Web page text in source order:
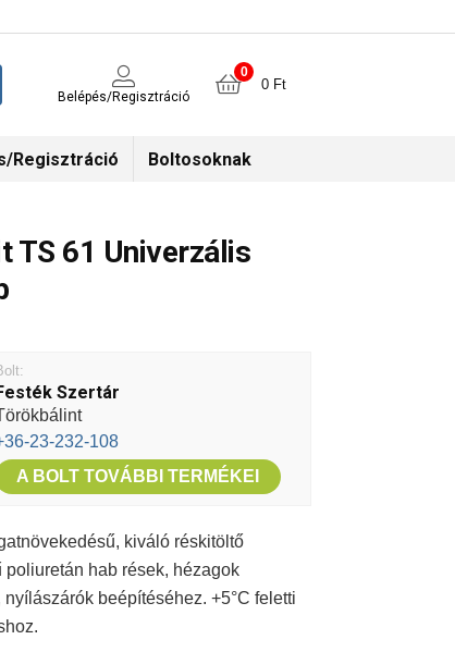
Belépés/Regisztráció
0
0 Ft
Regisztráció Boltosoknak
TS 61 Univerzális
Szertár
23-232-108
A BOLT TOVÁBBI TERMÉKEI
kiváló réskitöltő
poliuretán hab rések, hézagok
nyílászárók beépítéséhez. +5°C feletti